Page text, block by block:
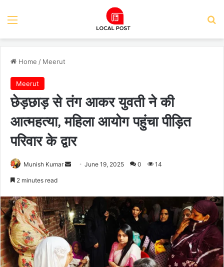
Menu
Home / Meerut
Meerut
छेड़छाड़ से तंग आकर युवती ने की
आत्महत्या, महिला आयोग पहुंचा पीड़ित
परिवार के द्वार
Munish Kumar
SendJune 19, 2025 0 14
2 minutes read